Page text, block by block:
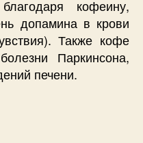
кофеину,
допамина в крови
Также кофе
Паркинсона,
печени.